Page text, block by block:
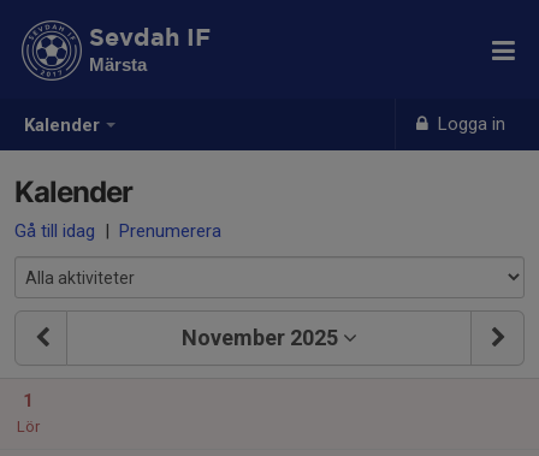
Kalender Logga in
Sevdah IF
Märsta
Kalender
Gå till idag | Prenumerera
November 2025
1
Lör